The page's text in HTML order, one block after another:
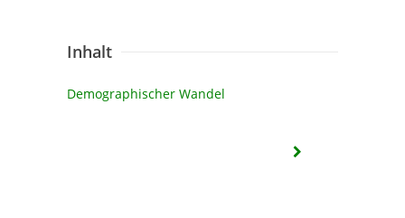
Inhalt
Demographischer Wandel